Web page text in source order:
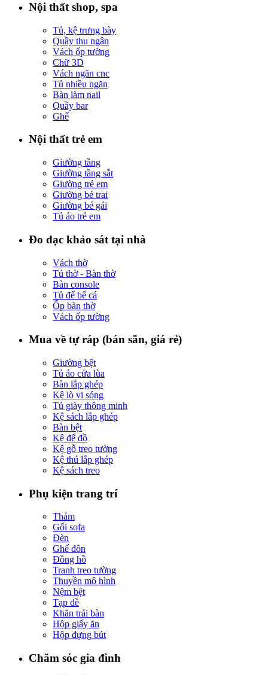
Nội thất shop, spa
Tủ, kệ trưng bày
Quầy thu ngân
Vách ốp tường
Chữ 3D
Vách ngăn cnc
Tủ nhiều ngăn
Bàn làm nail
Quầy bar
Ghế
Nội thất trẻ em
Giường tầng
Giường tầng sắt
Giường trẻ em
Giường bé trai
Giường bé gái
Tủ áo trẻ em
Đo đạc khảo sát tại nhà
Vách thờ
Tủ thờ - Bàn thờ
Bàn console
Tủ để bể cá
Ốp bàn thờ
Vách ốp tường
Mua về tự ráp (bán sẵn, giá rẻ)
Giường bệt
Tủ áo cửa lùa
Bàn lắp ghép
Kệ lò vi sóng
Tủ giày thông minh
Kệ sách lắp ghép
Bàn bệt
Kệ để đồ
Kệ gỗ treo tường
Kệ thú lắp ghép
Kệ sách treo
Phụ kiện trang trí
Thảm
Gối sofa
Đèn
Ghế đôn
Đồng hồ
Tranh treo tường
Thuyền mô hình
Nệm bệt
Tạp dề
Khăn trải bàn
Hộp giấy ăn
Hộp đựng bút
Chăm sóc gia đình